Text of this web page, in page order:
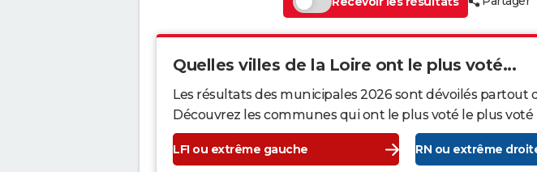
Quelles villes de la Loire ont le plus voté...
Les résultats des municipales 2026 sont dévoilés partout
Découvrez les communes qui ont le plus voté le plus voté
LFI ou extrême gauche RN ou extrême